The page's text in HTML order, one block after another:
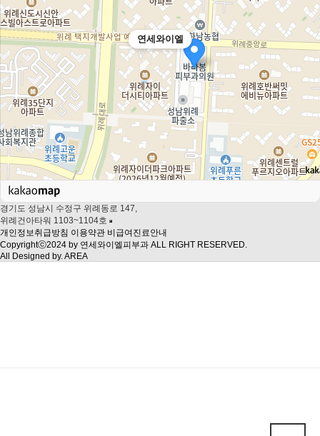
연세와이엘
경기도 성남시 수정구 위례동로 147,
위례건아타워 1103~1104호
개인정보취급방침 이용약관 비급여진료안내
Copyrightⓒ2024 by 연세와이엘피부과 ALL RIGHT RESERVED.
All Designed by. AREA